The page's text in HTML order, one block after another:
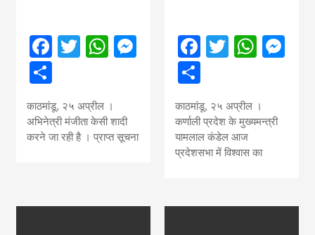
Facebook
TwitterWhatsApp
Messenger
काठमांडू, २५ अप्रील ।
अभिनेत्री मंजीता केसी शादी
करने जा रही है । प्राप्त सूचना
Facebook
Twitter
काठमांडू, २५ अप्रील ।
कर्णाली प्रदेश के मुख्यमन्त्री
यामलाल कंडेल आज
प्रदेशसभा में विश्वास का